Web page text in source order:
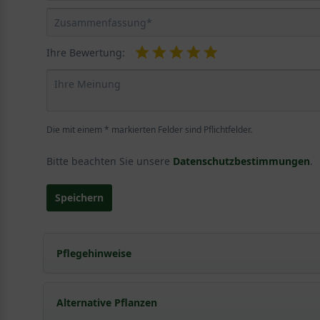
Ihre Bewertung:
Die mit einem * markierten Felder sind Pflichtfelder.
Bitte beachten Sie unsere Datenschutzbestimmungen.
Speichern
Pflegehinweise
Pflanz- und Pflegetipps Philadelphus
Alternative Pflanzen